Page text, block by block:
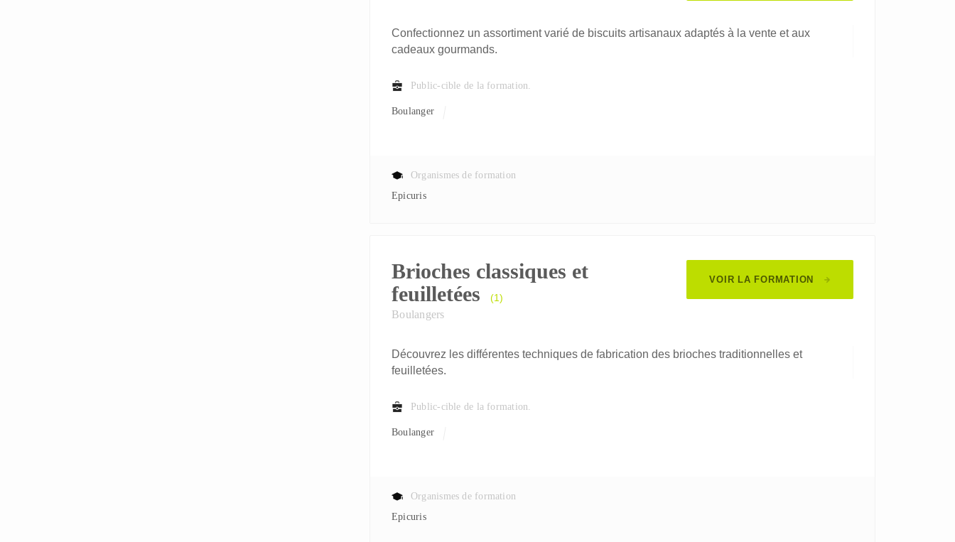
Confectionnez un assortiment varié de biscuits artisanaux adaptés à la vente et aux
cadeaux gourmands.
Public-cible de la formation.
Boulanger
Organismes de formation
Epicuris
VOIR LA FORMATION
Brioches classiques et
feuilletées
(1)
Boulangers
Découvrez les différentes techniques de fabrication des brioches traditionnelles et
feuilletées.
Public-cible de la formation.
Boulanger
Organismes de formation
Epicuris